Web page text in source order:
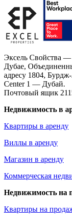
Эксель Свойства —
Дубае,
адресу 1804,
Center 1 — Дубай.
Почтовый ящик
Недвижимость в
Квартиры в аренду
Виллы в аренду
Магазин в аренду
Коммерческая
Недвижимость на
Квартиры на